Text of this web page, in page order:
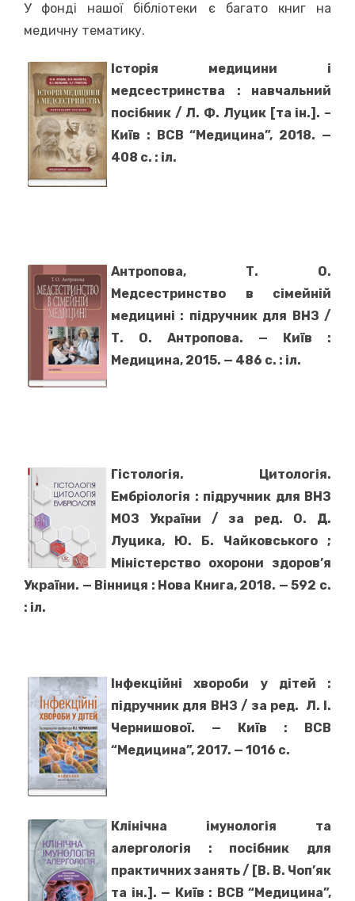
У фонді нашої бібліотеки є багато книг на
медичну тематику.
Історія медицини і
медсестринства
: навчальний
посібник / Л. Ф. Луцик [та ін.]. –
Київ : ВСВ “Медицина”, 2018. —
408 с. : іл.
Антропова, Т. О.
Медсестринство в сімейній
медицині : підручник для ВНЗ /
Т. О. Антропова. — Київ :
Медицина, 2015. — 486 с. : іл.
Гістологія. Цитологія.
Ембріологія : підручник для ВНЗ
МОЗ України / за ред. О. Д.
Луцика, Ю. Б. Чайковського ;
Міністерство охорони здоров’я
України. — Вінниця : Нова Книга, 2018. — 592 с.
: іл.
Інфекційні хвороби у дітей :
підручник для ВНЗ / за ред. Л. І.
Чернишової. — Київ : ВСВ
“Медицина”, 2017. — 1016 с.
Клінічна імунологія та
алергологія : посібник для
практичних занять / [В. В. Чоп’як
та ін.]. — Київ : ВСВ “Медицина”,